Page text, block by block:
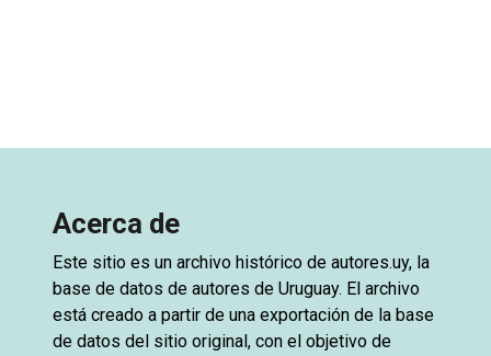
Acerca de
Este sitio es un archivo histórico de autores.uy, la
base de datos de autores de Uruguay. El archivo
está creado a partir de una exportación de la base
de datos del sitio original, con el objetivo de